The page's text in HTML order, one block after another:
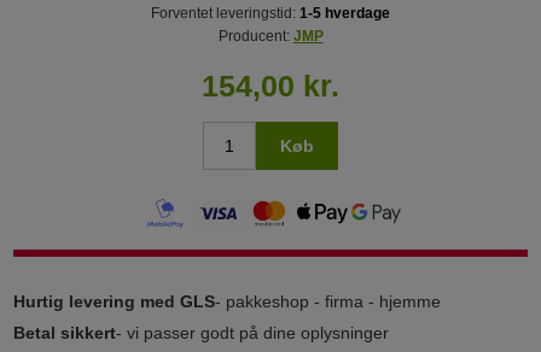
Forventet leveringstid: 1-5 hverdage
Producent: JMP
154,00 kr.
Køb
Hurtig levering med GLS- pakkeshop - firma - hjemme
Betal sikkert- vi passer godt på dine oplysninger